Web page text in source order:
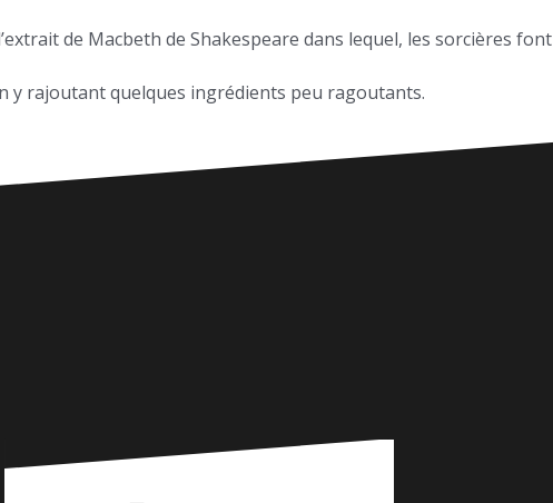
de Macbeth de Shakespeare dans lequel, les sorcières font
y rajoutant quelques ingrédients peu ragoutants.